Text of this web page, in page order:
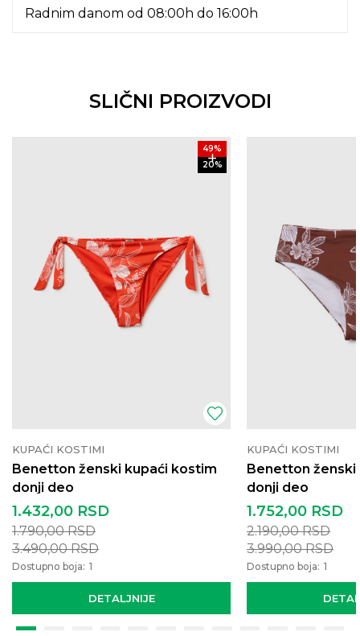
Radnim danom od 08:00h do 16:00h
SLIČNI PROIZVODI
49%
20%
KUPAĆI KOSTIMI
Benetton ženski kupaći kostim
donji deo
DETALJNIJE
1.432,00 RSD
1.790,00RSD
3.490,00RSD
Dostupno boja: 1
KUPAĆI KOSTIMI
Benetton
donji deo
1.752,00 RSD
2.190,00RSD
3.990,00RSD
Dostupno boja: 1